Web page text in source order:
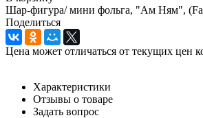
Шар-фигура/ мини фольга, "Ам Ням",
Поделиться
Цена может отличаться от текущих цен
Характеристики
Отзывы о товаре
Задать вопрос